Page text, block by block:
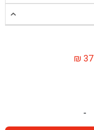
- עיילבון
₪
-